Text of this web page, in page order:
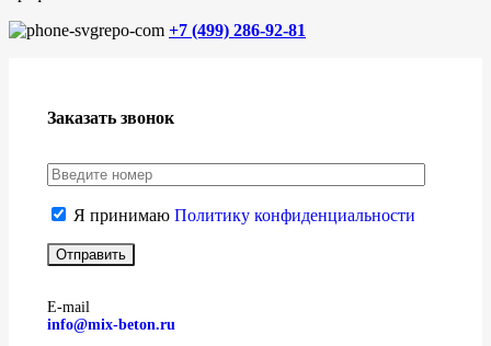
+7 (499) 286-92-81
Заказать звонок
Я принимаю Политику конфиденциальности
E-mail
info@mix-beton.ru